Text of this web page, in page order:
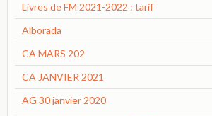
Livres de FM 2021-2022 : tarif
Alborada
CA MARS 202
CA JANVIER 2021
AG 30 janvier 2020